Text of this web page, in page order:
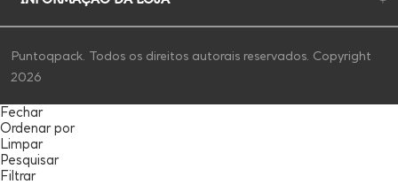
Puntoqpack. Todos os direitos autorais reservados. Copyright
2026
Fechar
Ordenar por
Limpar
Pesquisar
Filtrar